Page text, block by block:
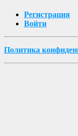
Регистрация
Войти
Политика